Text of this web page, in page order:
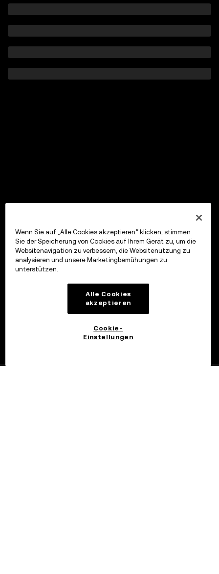
Wenn Sie auf „Alle Cookies akzeptieren“ klicken, stimmen
Sie der Speicherung von Cookies auf Ihrem Gerät zu, um die
Websitenavigation zu verbessern, die Websitenutzung zu
analysieren und unsere Marketingbemühungen zu
unterstützen.
Alle Cookies
akzeptieren
Cookie-
Einstellungen